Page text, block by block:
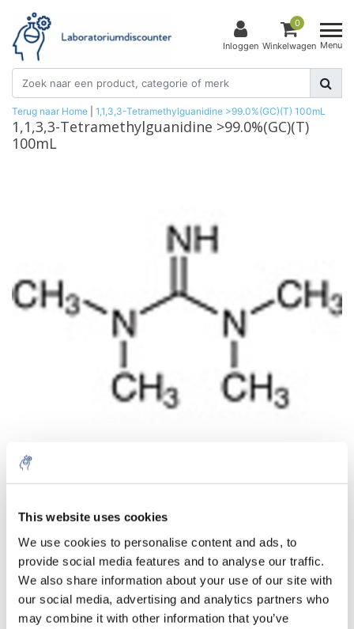
This website uses cookies
We use cookies to personalise content and ads, to
provide social media features and to analyse our traffic.
We also share information about your use of our site with
our social media, advertising and analytics partners who
may combine it with other information that you’ve
Inloggen
0
Winkelwagen Menu
Terug naar Home 1,1,3,3-Tetramethylguanidine >99.0%(GC)(T) 100mL
1,1,3,3-Tetramethylguanidine >99.0%(GC)(T)
100mL
Aantal Product
1 Stuk
€52,44
€63,45 Meer
Toevoegen aan winkelwagen